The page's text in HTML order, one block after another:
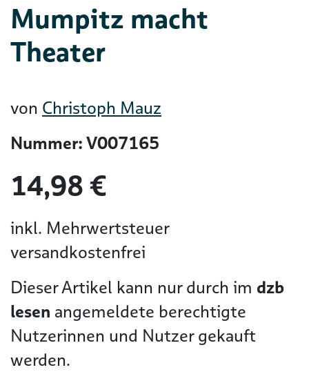
Mumpitz macht
Theater
von Christoph Mauz
Nummer: V007165
14,98 €
inkl. Mehrwertsteuer
versandkostenfrei
Dieser Artikel kann nur durch im dzb
lesen angemeldete berechtigte
Nutzerinnen und Nutzer gekauft
werden.